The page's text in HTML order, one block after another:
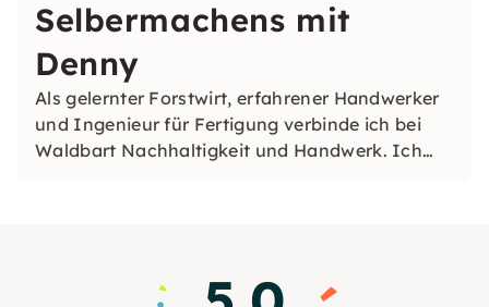
Selbermachens mit
Denny
Als gelernter Forstwirt, erfahrener Handwerker
und Ingenieur für Fertigung verbinde ich bei
Waldbart Nachhaltigkeit und Handwerk. Ich